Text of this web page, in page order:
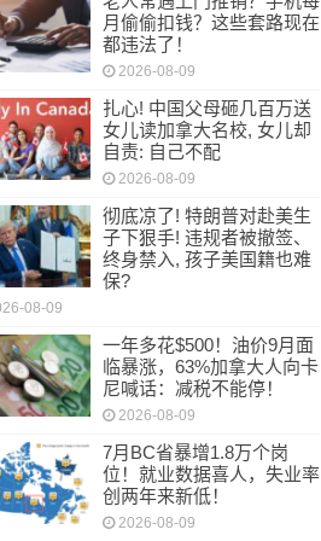
月偷偷扣钱？这些套路现在
都违法了！
2026-08-09
扎心! 中国父母砸几百万送
女儿读加拿大名校, 女儿却
自责: 自己不配
2026-08-09
彻底凉了! 特朗普对赴美生
子下狠手! 违规者被撤签、
终身禁入, 孩子美国籍也难
保?
08-09
一年多花$500！油价9月面
临暴涨，63%加拿大人向卡
尼喊话：减税不能停！
2026-08-09
7月BC省暴增1.8万个岗
位！就业数据喜人，失业率
创两年来新低！
2026-08-09